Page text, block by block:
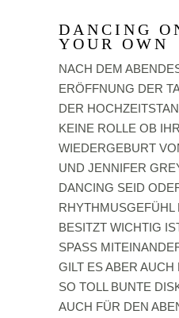
DANCING
YOUR OWN
NACH DEM
ERÖFFNUNG DER
DER
KEINE ROLLE OB
WIEDERGEBURT
UND JENNIFER
DANCING SEID
RHYTHMUSGEFÜHL
BESITZT WICHTIG
SPASS
GILT ES ABER
SO TOLL BUNTE
AUCH FÜR DEN